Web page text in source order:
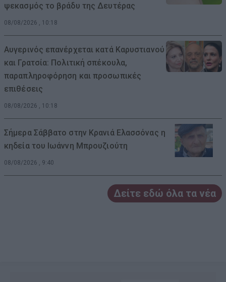
ψεκασμός το βράδυ της Δευτέρας
08/08/2026 , 10:18
Αυγερινός επανέρχεται κατά Καρυστιανού
και Γρατσία: Πολιτική σπέκουλα,
παραπληροφόρηση και προσωπικές
επιθέσεις
08/08/2026 , 10:18
Σήμερα Σάββατο στην Κρανιά Ελασσόνας η
κηδεία του Ιωάννη Μπρουζιούτη
08/08/2026 , 9:40
Δείτε εδώ όλα τα νέα